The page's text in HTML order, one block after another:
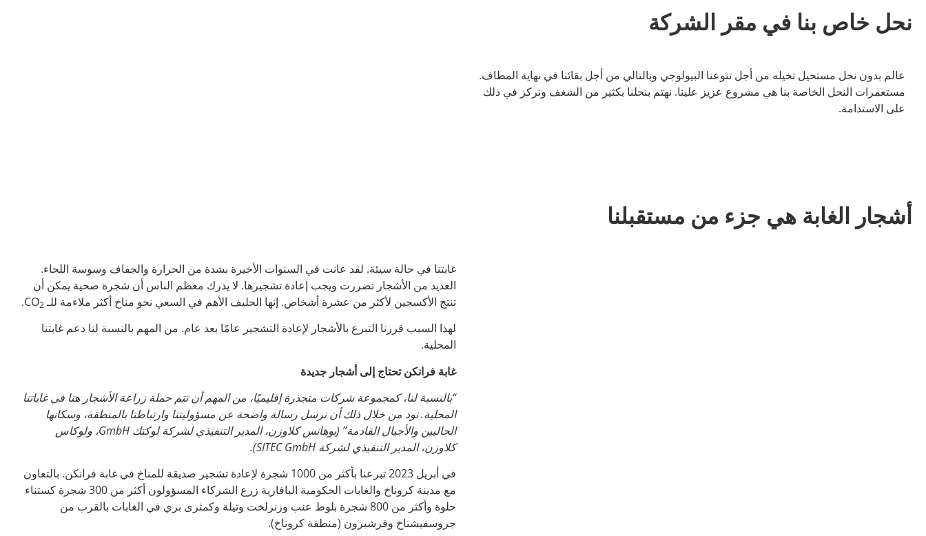
نحل خاص بنا في مقر الشركة
عالم بدون نحل مستحيل تخيله من أجل تنوعنا البيولوجي وبالتالي من أجل بقائنا في نهاية المطاف.
مستعمرات النحل الخاصة بنا هي مشروع عزيز علينا. نهتم بنحلنا بكثير من الشغف ونركز في ذلك
على الاستدامة.
أشجار الغابة هي جزء من مستقبلنا
غابتنا في حالة سيئة. لقد عانت في السنوات الأخيرة بشدة من الحرارة والجفاف وسوسة اللحاء.
العديد من الأشجار تضررت ويجب إعادة تشجيرها. لا يدرك معظم الناس أن شجرة صحية يمكن أن
تنتج الأكسجين لأكثر من عشرة أشخاص. إنها الحليف الأهم في السعي نحو مناخ أكثر ملاءمة للـ CO2
.
لهذا السبب قررنا التبرع بالأشجار لإعادة التشجير عامًا بعد عام. من المهم بالنسبة لنا دعم غابتنا
المحلية.
غابة فرانكن تحتاج إلى أشجار جديدة
“بالنسبة لنا، كمجموعة شركات متجذرة إقليميًا، من المهم أن تتم حملة زراعة الأشجار هنا في غاباتنا
المحلية. نود من خلال ذلك أن نرسل رسالة واضحة عن مسؤوليتنا وارتباطنا بالمنطقة، وسكانها
الحاليين والأجيال القادمة” (يوهانس كلاوزن، المدير التنفيذي لشركة لوكتك GmbH، ولوكاس
كلاوزن، المدير التنفيذي لشركة SITEC GmbH).
في أبريل 2023 تبرعنا بأكثر من 1000 شجرة لإعادة تشجير صديقة للمناخ في غابة فرانكن. بالتعاون
مع مدينة كروناخ والغابات الحكومية البافارية زرع الشركاء المسؤولون أكثر من 300 شجرة كستناء
حلوة وأكثر من 800 شجرة بلوط عنب وزنزلخت وتيلة وكمثرى بري في الغابات بالقرب من
جروسفيشتاخ وفرشبرون (منطقة كروناخ).